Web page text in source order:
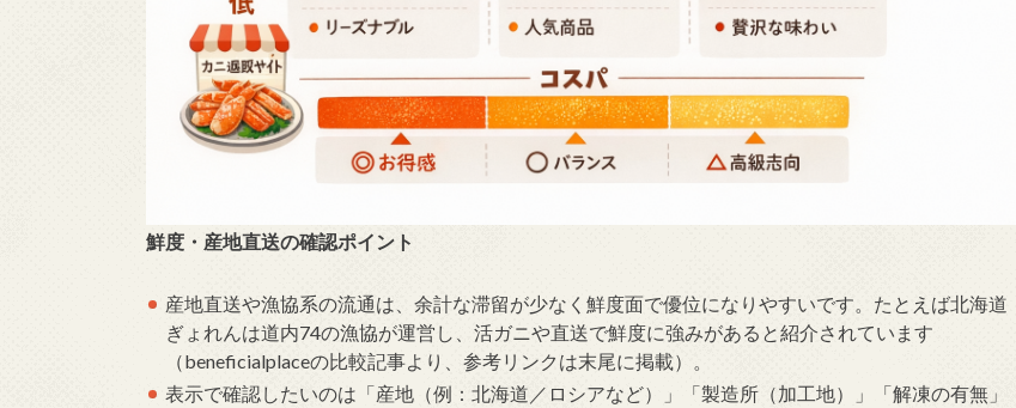
鮮度・産地直送の確認ポイント
産地直送や漁協系の流通は、余計な滞留が少なく鮮度面で優位になりやすいです。たとえば北海道
ぎょれんは道内74の漁協が運営し、活ガニや直送で鮮度に強みがあると紹介されています
（beneficialplaceの比較記事より、参考リンクは末尾に掲載）。
表示で確認したいのは「産地（例：北海道／ロシアなど）」「製造所（加工地）」「解凍の有無」